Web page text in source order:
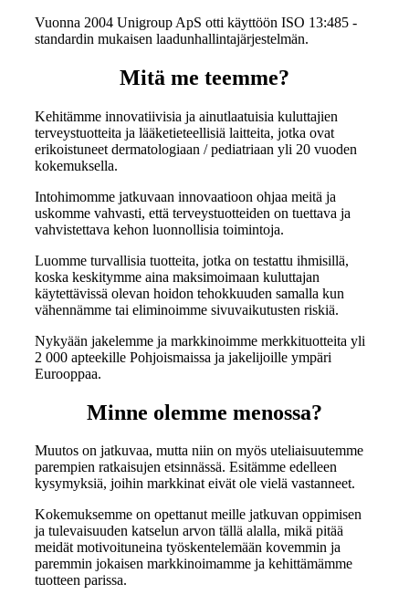
Vuonna 2004 Unigroup ApS otti käyttöön ISO 13:485 -
standardin mukaisen laadunhallintajärjestelmän.
Mitä me teemme?
Kehitämme innovatiivisia ja ainutlaatuisia kuluttajien
terveystuotteita ja lääketieteellisiä laitteita, jotka ovat
erikoistuneet dermatologiaan / pediatriaan yli 20 vuoden
kokemuksella.
Intohimomme jatkuvaan innovaatioon ohjaa meitä ja
uskomme vahvasti, että terveystuotteiden on tuettava ja
vahvistettava kehon luonnollisia toimintoja.
Luomme turvallisia tuotteita, jotka on testattu ihmisillä,
koska keskitymme aina maksimoimaan kuluttajan
käytettävissä olevan hoidon tehokkuuden samalla kun
vähennämme tai eliminoimme sivuvaikutusten riskiä.
Nykyään jakelemme ja markkinoimme merkkituotteita yli
2 000 apteekille Pohjoismaissa ja jakelijoille ympäri
Eurooppaa.
Minne olemme menossa?
Muutos on jatkuvaa, mutta niin on myös uteliaisuutemme
parempien ratkaisujen etsinnässä. Esitämme edelleen
kysymyksiä, joihin markkinat eivät ole vielä vastanneet.
Kokemuksemme on opettanut meille jatkuvan oppimisen
ja tulevaisuuden katselun arvon tällä alalla, mikä pitää
meidät motivoituneina työskentelemään kovemmin ja
paremmin jokaisen markkinoimamme ja kehittämämme
tuotteen parissa.